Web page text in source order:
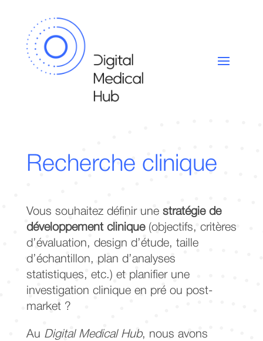
Recherche clinique
Vous souhaitez définir une stratégie de
développement clinique(objectifs, critères
d’évaluation, design d’étude, taille
d’échantillon, plan d’analyses
statistiques, etc.) et planifier une
investigation clinique en pré ou post-
market ?
Au Digital Medical Hub, nous avons